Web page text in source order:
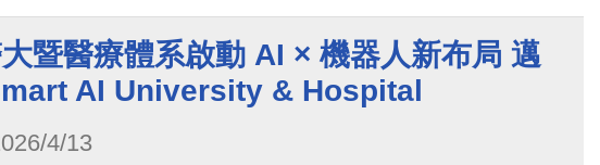
數位健康署、新加坡衛生科學局等政府機構，以及新加坡國立
體系、韓國三星醫學中心等國際醫學中心之醫院執行長、資訊
位長、人工智慧辦公室主管與臨床資訊主管等高階決策者，共同
智慧、數位治理、醫療韌性、高齡照護與跨體系整合等未來趨
暨醫療體系啟動 AI × 機器人新布局 邁
AI University & Hospital
4/13